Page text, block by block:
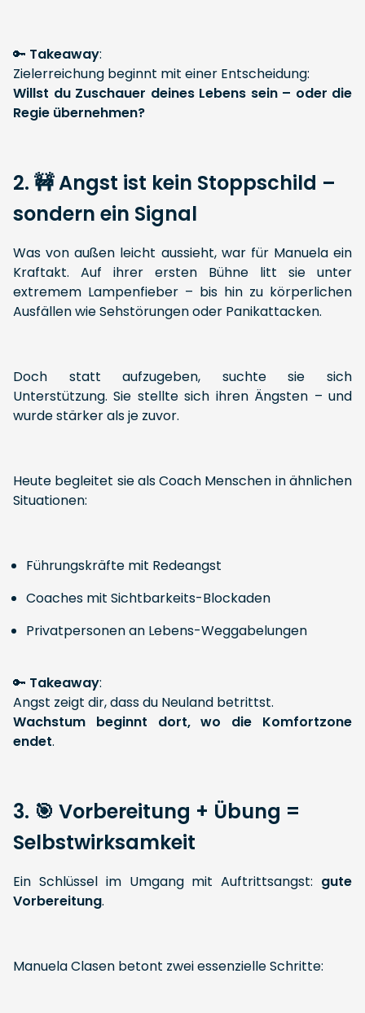
🔑 Takeaway:
Zielerreichung beginnt mit einer Entscheidung:
Willst du Zuschauer deines Lebens sein – oder die
Regie übernehmen?
2. 🚧 Angst ist kein Stoppschild –
sondern ein Signal
Was von außen leicht aussieht, war für Manuela ein
Kraftakt. Auf ihrer ersten Bühne litt sie unter
extremem Lampenfieber – bis hin zu körperlichen
Ausfällen wie Sehstörungen oder Panikattacken.
Doch statt aufzugeben, suchte sie sich
Unterstützung. Sie stellte sich ihren Ängsten – und
wurde stärker als je zuvor.
Heute begleitet sie als Coach Menschen in ähnlichen
Situationen:
Führungskräfte mit Redeangst
Coaches mit Sichtbarkeits-Blockaden
Privatpersonen an Lebens-Weggabelungen
🔑 Takeaway:
Angst zeigt dir, dass du Neuland betrittst.
Wachstum beginnt dort, wo die Komfortzone
endet.
3. 🎯 Vorbereitung + Übung =
Selbstwirksamkeit
Ein Schlüssel im Umgang mit Auftrittsangst: gute
Vorbereitung.
Manuela Clasen betont zwei essenzielle Schritte: